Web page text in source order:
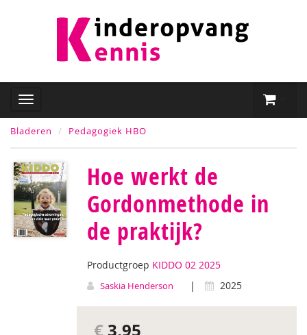
Bladeren Pedagogiek HBO
Hoe werkt de
Gordonmethode in
de praktijk?
Productgroep KIDDO 02 2025
Saskia Henderson | 2025
€ 3,95